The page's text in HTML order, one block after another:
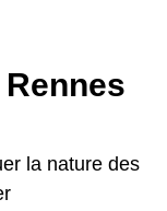
la nature des